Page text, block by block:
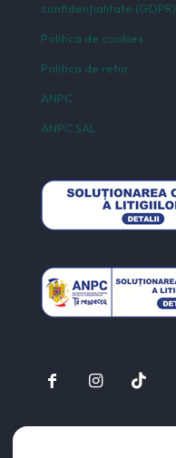
confidențialitate (GDPR)
Politica de cookies
Politica de retur
ANPC
ANPC SAL